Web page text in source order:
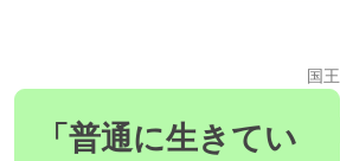
国王
「普通に生きてい